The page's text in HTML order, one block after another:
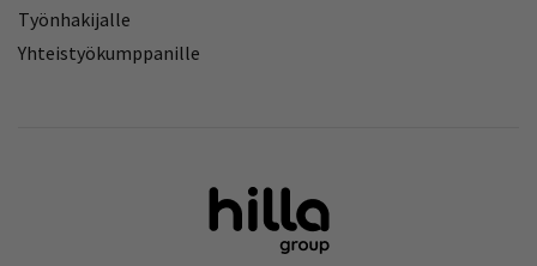
Työnhakijalle
Yhteistyökumppanille